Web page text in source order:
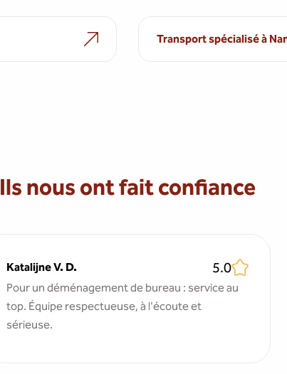
Transport spécialisé à
Ils nous ont fait confiance
Katalijne V. D. 5.0
Pour un déménagement de bureau : service au
top. Équipe respectueuse, à l'écoute et
sérieuse.